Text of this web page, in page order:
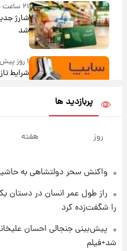
۲۱ ساعت پیش
شارژ
شد
۱ روز پیش
شرایط
قیمت
۱ روز پیش
۱ روز پیش
پربازدید ها
روز هفته
واکنش سحر دولتشاهی به
را شگفت‌زده کرد
پیش‌بینی جنجالی احسان
شد+فیلم